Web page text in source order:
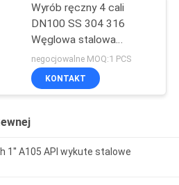
Wyrób ręczny 4 cali
DN100 SS 304 316
Węglowa stalowa
nierdzewna 6 cali zawór
bramkowy
negocjowalne MOQ:1 PCS
KONTAKT
1'' A105 API wykute stalowe